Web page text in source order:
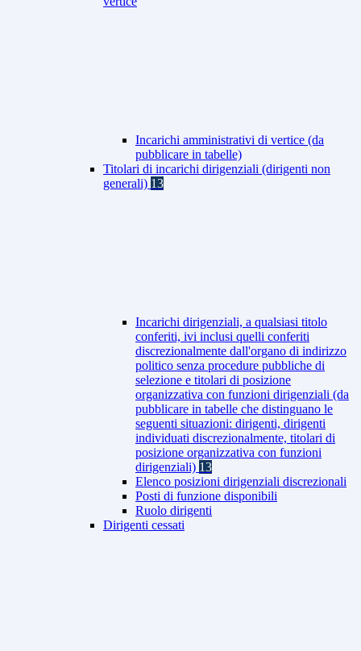
Incarichi amministrativi di vertice (da
pubblicare in tabelle)
Titolari di incarichi dirigenziali (dirigenti non
generali) 13
Incarichi dirigenziali, a qualsiasi titolo
conferiti, ivi inclusi quelli conferiti
discrezionalmente dall'organo di indirizzo
politico senza procedure pubbliche di
selezione e titolari di posizione
organizzativa con funzioni dirigenziali (da
pubblicare in tabelle che distinguano le
seguenti situazioni: dirigenti, dirigenti
individuati discrezionalmente, titolari di
posizione organizzativa con funzioni
dirigenziali) 13
Elenco posizioni dirigenziali discrezionali
Posti di funzione disponibili
Ruolo dirigenti
Dirigenti cessati